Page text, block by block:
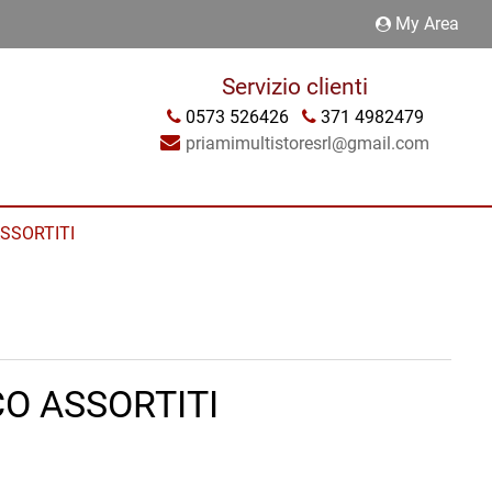
My Area
Servizio clienti
0573 526426
371 4982479
priamimultistoresrl@gmail.com
ASSORTITI